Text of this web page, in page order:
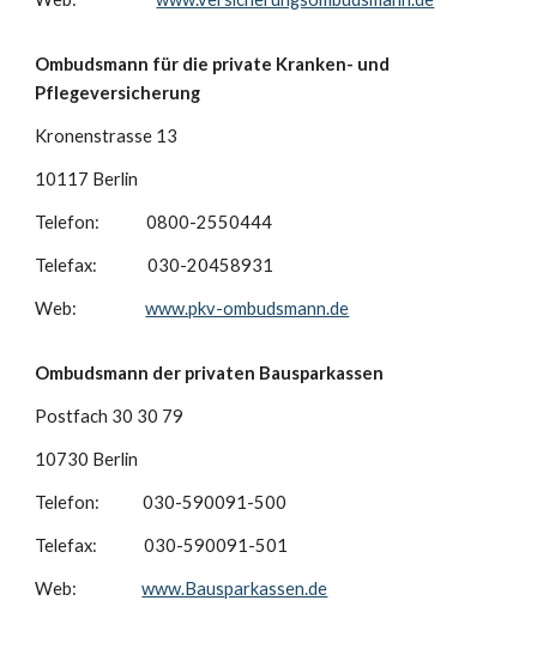
Ombudsmann für die private Kranken- und
Pflegeversicherung
Kronenstrasse 13
10117 Berlin
Telefon: 0800-2550444
Telefax: 030-20458931
Web:www.pkv-ombudsmann.de
Ombudsmann der privaten Bausparkassen
Postfach 30 30 79
10730 Berlin
Telefon: 030-590091-500
Telefax: 030-590091-501
Web:www.Bausparkassen.de